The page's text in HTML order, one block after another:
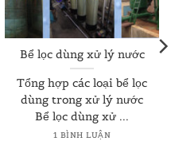
Bể lọc dùng xử lý nước
Tổng hợp các loại bể lọc
dùng trong xử lý nước
Bể lọc dùng xử ...
1 BÌNH LUẬN